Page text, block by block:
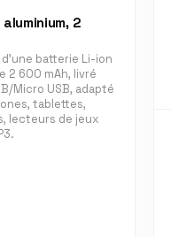
2
batterie Li-ion
2 600 mAh, livré
Micro USB, adapté
tablettes,
lecteurs de jeux